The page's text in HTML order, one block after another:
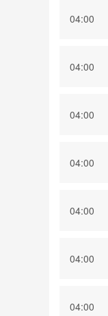
04:00
04:00
04:00
04:00
04:00
04:00
04:00